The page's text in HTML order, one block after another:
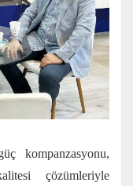
kompanzasyonu,
çözümleriyle